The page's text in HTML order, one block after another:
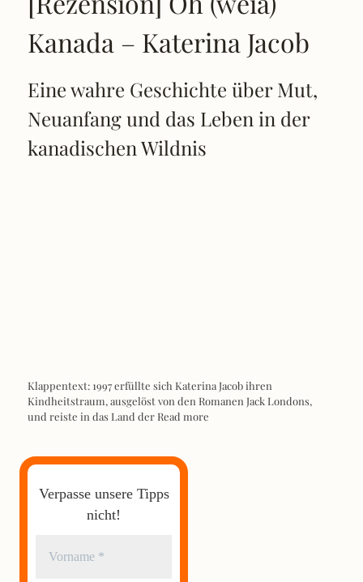
Kanada – Katerina Jacob
Eine wahre Geschichte über Mut,
Neuanfang und das Leben in der
kanadischen Wildnis
Klappentext: 1997 erfüllte sich Katerina Jacob ihren
Kindheitstraum, ausgelöst von den Romanen Jack Londons,
und reiste in das Land der Read more
Verpasse unsere Tipps
nicht!